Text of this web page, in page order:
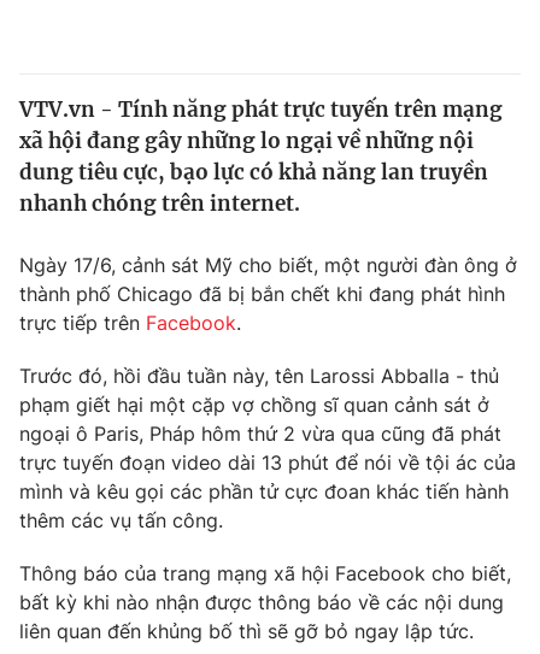
Thế giới
Tin tức
Câu chuyện quốc tế
Kinh tế
Tài chính
Thị trường
Góc doanh nghiệp
Dữ liệu và đời sống
Phim VTV
Hậu trường
Nhân vật
Giải sao mai
Giải trí
Điện ảnh
Âm nhạc
Sao
Đời sống
Làm đẹp
Chất lượng cuộc sống
Giáo dục
Tuyển sinh
Công nghệ
VTV.vn - Tính năng phát trực tuyến trên mạng
xã hội đang gây những lo ngại về những nội
dung tiêu cực, bạo lực có khả năng lan truyền
nhanh chóng trên internet.
Ngày 17/6, cảnh sát Mỹ cho biết, một người đàn ông ở
thành phố Chicago đã bị bắn chết khi đang phát hình
trực tiếp trên Facebook.
Trước đó, hồi đầu tuần này, tên Larossi Abballa - thủ
phạm giết hại một cặp vợ chồng sĩ quan cảnh sát ở
ngoại ô Paris, Pháp hôm thứ 2 vừa qua cũng đã phát
trực tuyến đoạn video dài 13 phút để nói về tội ác của
mình và kêu gọi các phần tử cực đoan khác tiến hành
thêm các vụ tấn công.
Thông báo của trang mạng xã hội Facebook cho biết,
bất kỳ khi nào nhận được thông báo về các nội dung
liên quan đến khủng bố thì sẽ gỡ bỏ ngay lập tức.